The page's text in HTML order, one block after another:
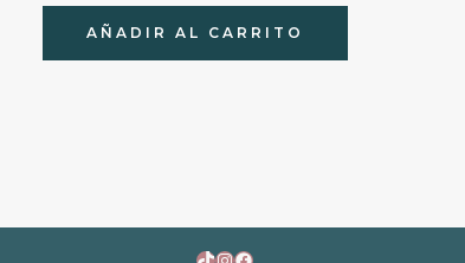
AÑADIR AL CARRITO